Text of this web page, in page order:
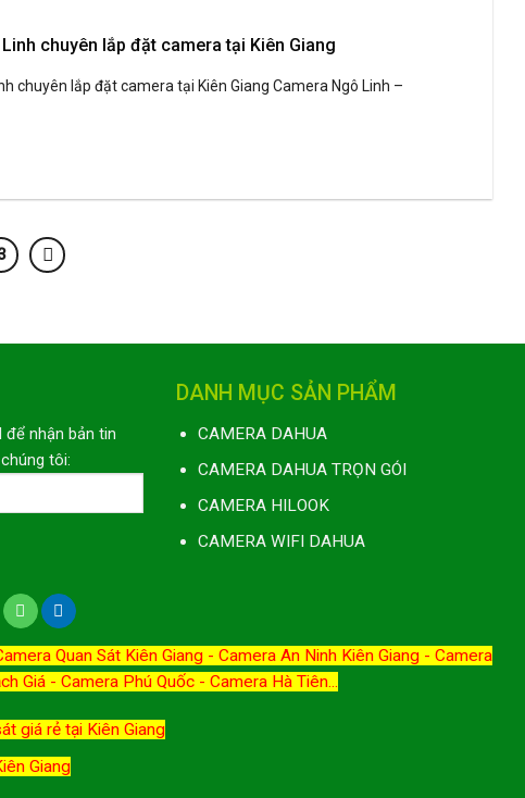
chuyên lắp đặt camera tại Kiên Giang
chuyên lắp đặt camera tại Kiên Giang Camera Ngô Linh –
nhận bản tin
tôi:
DANH MỤC SẢN PHẨM
CAMERA DAHUA
CAMERA DAHUA TRỌN GÓI
CAMERA HILOOK
CAMERA WIFI DAHUA
Quan Sát Kiên Giang - Camera An Ninh Kiên Giang - Camera
Giá - Camera Phú Quốc - Camera Hà Tiên...
giá rẻ tại Kiên Giang
Giang